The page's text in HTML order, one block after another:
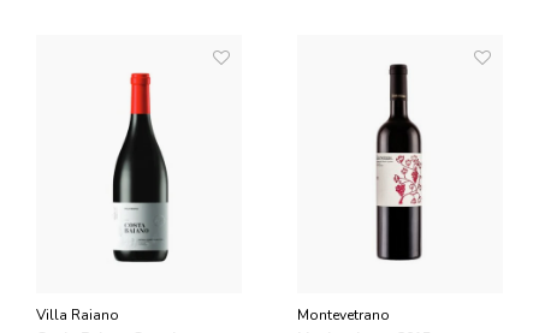
Villa Raiano
Montevetrano